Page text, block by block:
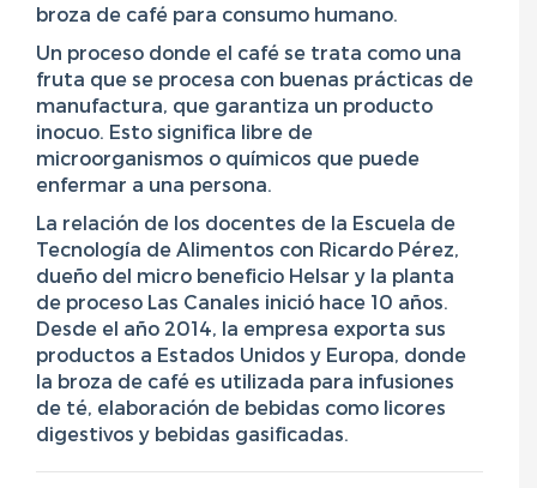
broza de café para consumo humano.
Un proceso donde el café se trata como una
fruta que se procesa con buenas prácticas de
manufactura, que garantiza un producto
inocuo. Esto significa libre de
microorganismos o químicos que puede
enfermar a una persona.
La relación de los docentes de la Escuela de
Tecnología de Alimentos con Ricardo Pérez,
dueño del micro beneficio Helsar y la planta
de proceso Las Canales inició hace 10 años.
Desde el año 2014, la empresa exporta sus
productos a Estados Unidos y Europa, donde
la broza de café es utilizada para infusiones
de té, elaboración de bebidas como licores
digestivos y bebidas gasificadas.